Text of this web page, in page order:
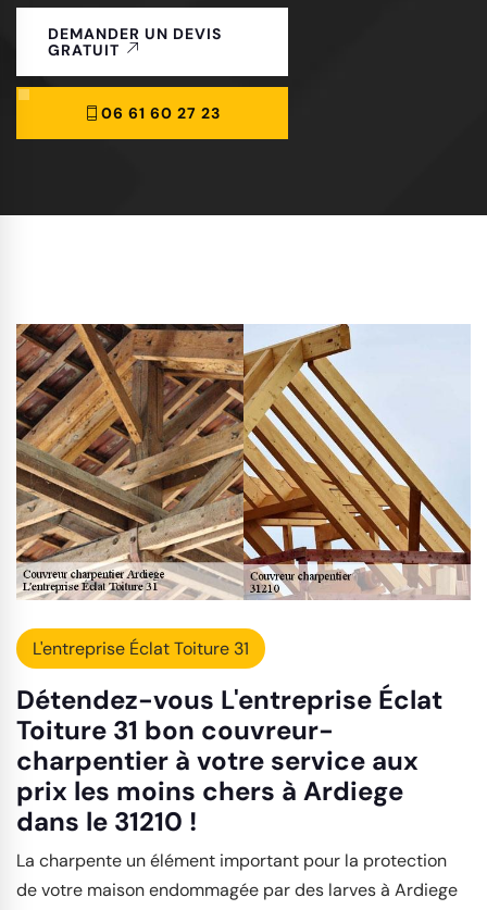
DEMANDER UN DEVIS
GRATUIT
06 61 60 27 23
L'entreprise Éclat Toiture 31
Détendez-vous L'entreprise Éclat
Toiture 31 bon couvreur-
charpentier à votre service aux
prix les moins chers à Ardiege
dans le 31210 !
La charpente un élément important pour la protection
de votre maison endommagée par des larves à Ardiege